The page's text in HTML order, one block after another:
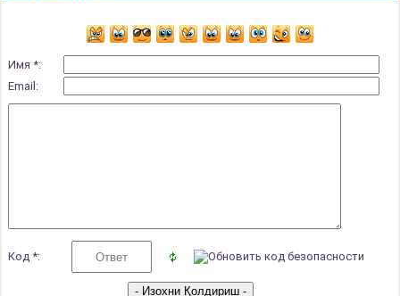
Имя *:
Email:
Код *: